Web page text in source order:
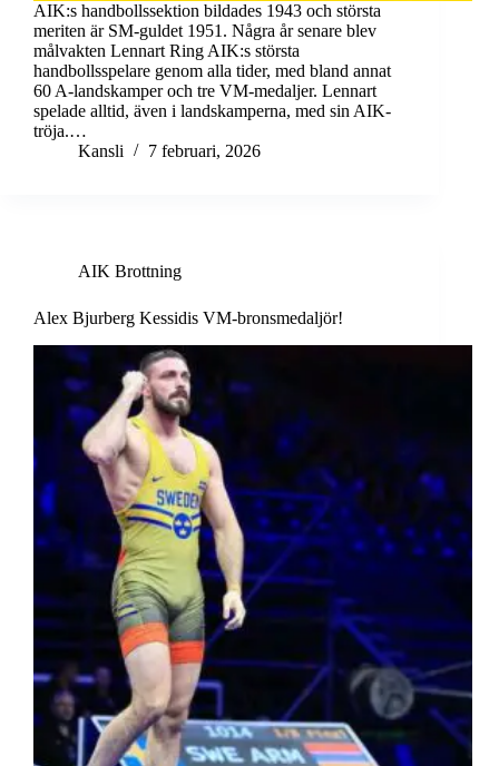
AIK:s handbollssektion bildades 1943 och största
meriten är SM-guldet 1951. Några år senare blev
målvakten Lennart Ring AIK:s största
handbollsspelare genom alla tider, med bland annat
60 A-landskamper och tre VM-medaljer. Lennart
spelade alltid, även i landskamperna, med sin AIK-
tröja.…
Kansli
7 februari, 2026
AIK Brottning
Alex Bjurberg Kessidis VM-bronsmedaljör!